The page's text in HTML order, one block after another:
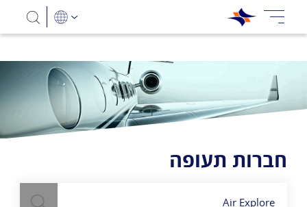
חברות תעופה